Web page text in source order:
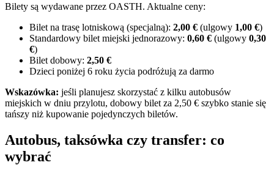
Bilety są wydawane przez OASTH. Aktualne ceny:
Bilet na trasę lotniskową (specjalną): 2,00 € (ulgowy 1,00 €)
Standardowy bilet miejski jednorazowy: 0,60 € (ulgowy 0,30
€)
Bilet dobowy: 2,50 €
Dzieci poniżej 6 roku życia podróżują za darmo
Wskazówka: jeśli planujesz skorzystać z kilku autobusów
miejskich w dniu przylotu, dobowy bilet za 2,50 € szybko stanie się
tańszy niż kupowanie pojedynczych biletów.
Autobus, taksówka czy transfer: co
wybrać